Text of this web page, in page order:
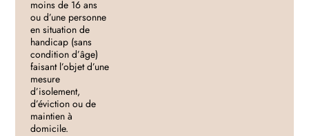
moins de 16 ans
ou d’une personne
en situation de
handicap (sans
condition d’âge)
faisant l’objet d’une
mesure
d’isolement,
d’éviction ou de
maintien à
domicile.